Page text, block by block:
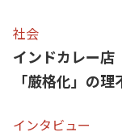
社会
インドカレー
「厳格化」の理
インタビュー